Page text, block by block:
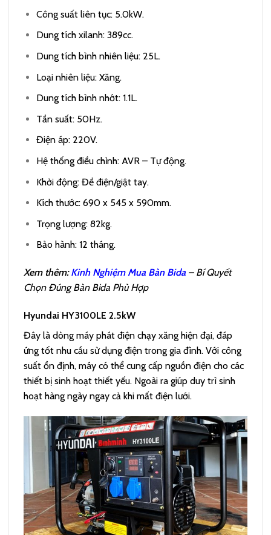
Công suất liên tục: 5.0kW.
Dung tích xilanh: 389cc.
Dung tích bình nhiên liệu: 25L.
Loại nhiên liệu: Xăng.
Dung tích bình nhớt: 1.1L.
Tần suất: 50Hz.
Điện áp: 220V.
Hệ thống điều chỉnh: AVR – Tự động.
Khởi động: Đề điện/giật tay.
Kích thước: 690 x 545 x 590mm.
Trọng lượng: 82kg.
Bảo hành: 12 tháng.
Xem thêm:Kinh Nghiệm Mua Bàn Bida – Bí Quyết
Chọn Đúng Bàn Bida Phù Hợp
Hyundai HY3100LE 2.5kW
Đây là dòng máy phát điện chạy xăng hiện đại, đáp
ứng tốt nhu cầu sử dụng điện trong gia đình. Với công
suất ổn định, máy có thể cung cấp nguồn điện cho các
thiết bị sinh hoạt thiết yếu. Ngoài ra giúp duy trì sinh
hoạt hàng ngày ngay cả khi mất điện lưới.